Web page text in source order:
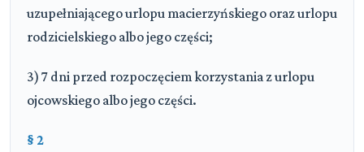
uzupełniającego urlopu macierzyńskiego oraz urlopu
rodzicielskiego albo jego części;
3) 7 dni przed rozpoczęciem korzystania z urlopu
ojcowskiego albo jego części.
§ 2